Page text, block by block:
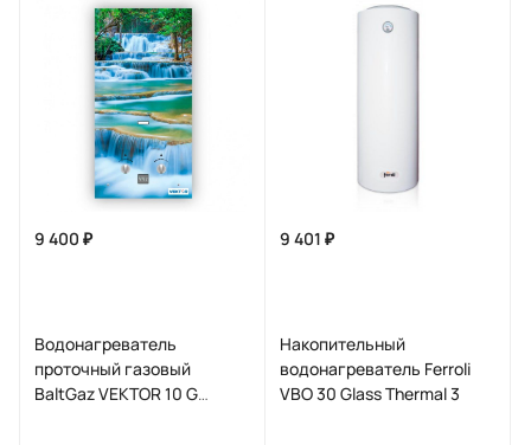
9 400 ₽
Водонагреватель
проточный газовый
BaltGaz VEKTOR 10 G
9 401 ₽
Накопительный
водонагреватель Ferroli
VBO 30 Glass Thermal 3